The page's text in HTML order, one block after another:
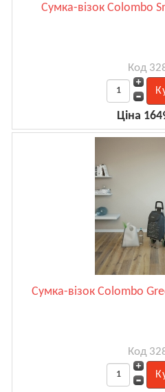
Сумка-візок Colombo
Код
Ціна
Сумка-візок Colombo
Код